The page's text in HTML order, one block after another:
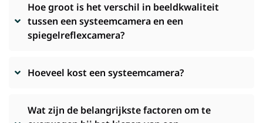
Hoe groot is het verschil in beeldkwaliteit
tussen een systeemcamera en een
spiegelreflexcamera?
Hoeveel kost een systeemcamera?
Wat zijn de belangrijkste factoren om te